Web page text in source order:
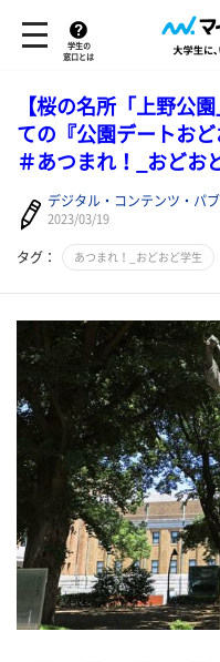
学生の
窓口とは
【桜の名所「上野公
ての『公園デートおど
＃あつまれ！_おどお
デジタル・コンテンツ・パ
2023/03/19
タグ： あつまれ！_おどおど学生